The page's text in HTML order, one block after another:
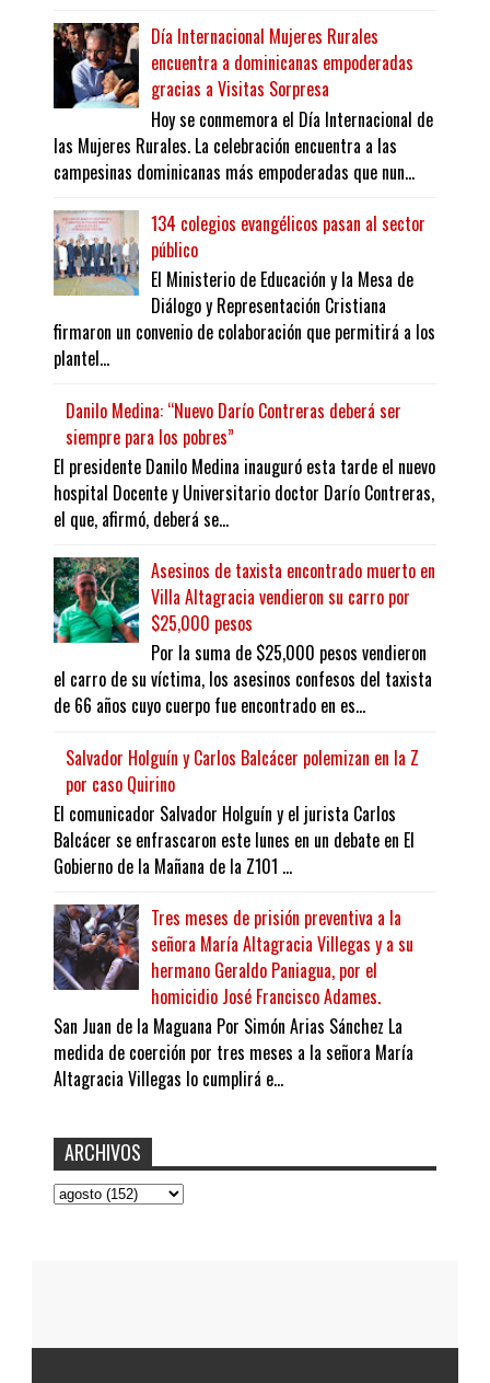
Día Internacional Mujeres Rurales
encuentra a dominicanas empoderadas
gracias a Visitas Sorpresa
Hoy se conmemora el Día Internacional de
las Mujeres Rurales. La celebración encuentra a las
campesinas dominicanas más empoderadas que nun...
134 colegios evangélicos pasan al sector
público
El Ministerio de Educación y la Mesa de
Diálogo y Representación Cristiana
firmaron un convenio de colaboración que permitirá a los
plantel...
Danilo Medina: “Nuevo Darío Contreras deberá ser
siempre para los pobres”
El presidente Danilo Medina inauguró esta tarde el nuevo
hospital Docente y Universitario doctor Darío Contreras,
el que, afirmó, deberá se...
Asesinos de taxista encontrado muerto en
Villa Altagracia vendieron su carro por
$25,000 pesos
Por la suma de $25,000 pesos vendieron
el carro de su víctima, los asesinos confesos del taxista
de 66 años cuyo cuerpo fue encontrado en es...
Salvador Holguín y Carlos Balcácer polemizan en la Z
por caso Quirino
El comunicador Salvador Holguín y el jurista Carlos
Balcácer se enfrascaron este lunes en un debate en El
Gobierno de la Mañana de la Z101 ...
Tres meses de prisión preventiva a la
señora María Altagracia Villegas y a su
hermano Geraldo Paniagua, por el
homicidio José Francisco Adames.
San Juan de la Maguana Por Simón Arias Sánchez La
medida de coerción por tres meses a la señora María
Altagracia Villegas lo cumplirá e...
ARCHIVOS